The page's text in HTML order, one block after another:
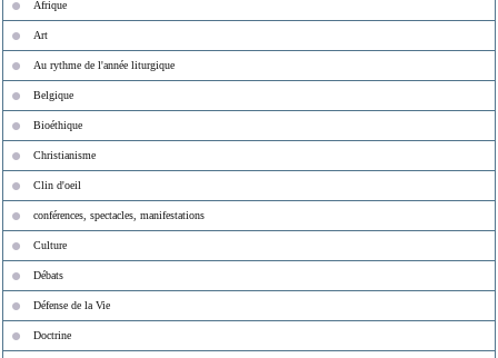
Afrique
Art
Au rythme de l'année liturgique
Belgique
Bioéthique
Christianisme
Clin d'oeil
conférences, spectacles, manifestations
Culture
Débats
Défense de la Vie
Doctrine